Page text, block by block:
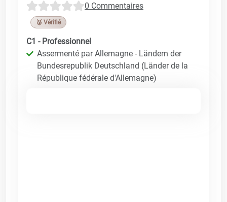
0 Commentaires
🥉 Vérifié
C1 - Professionnel
Assermenté par Allemagne - Ländern der
Bundesrepublik Deutschland (Länder de la
République fédérale d'Allemagne)